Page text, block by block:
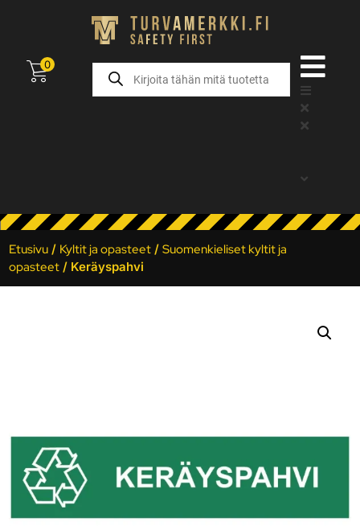
0
Etusivu / Kyltit ja opasteet /Suomenkieliset kyltit ja
opasteet / Keräyspahvi